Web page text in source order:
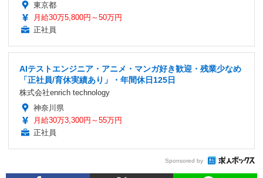
東京都
月給30万5,800円～50万円
正社員
AIテストエンジニア・アニメ・マンガ好き歓迎・残業少なめ
「正社員/育休実績あり」・年間休日125日
株式会社enrich technology
神奈川県
月給30万3,300円～55万円
正社員
Sponsored by